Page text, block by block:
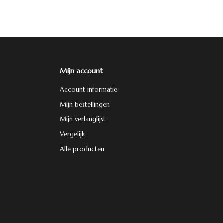
Mijn account
Account informatie
Mijn bestellingen
Mijn verlanglijst
Vergelijk
Alle producten